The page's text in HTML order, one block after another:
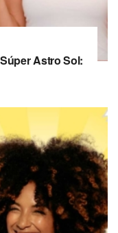
Astro Sol: